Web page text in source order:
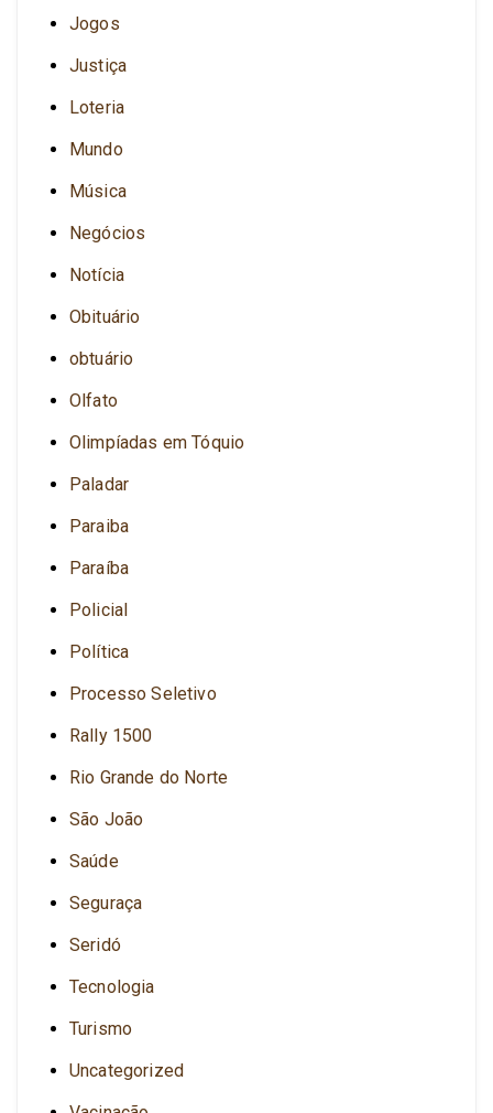
Jogos
Justiça
Loteria
Mundo
Música
Negócios
Notícia
Obituário
obtuário
Olfato
Olimpíadas em Tóquio
Paladar
Paraiba
Paraíba
Policial
Política
Processo Seletivo
Rally 1500
Rio Grande do Norte
São João
Saúde
Seguraça
Seridó
Tecnologia
Turismo
Uncategorized